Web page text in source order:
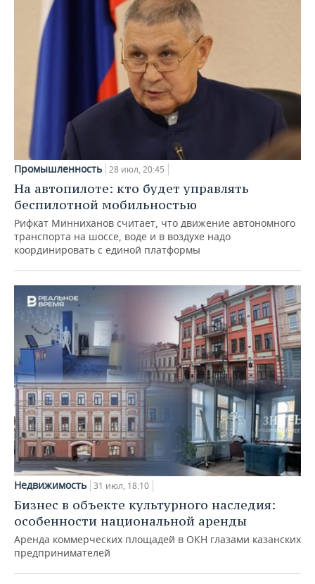
Промышленность 28 июл, 20:45
На автопилоте: кто будет управлять
беспилотной мобильностью
Рифкат Минниханов считает, что движение автономного
транспорта на шоссе, воде и в воздухе надо
координировать с единой платформы
Недвижимость 31 июл, 18:10
Бизнес в объекте культурного наследия:
особенности национальной аренды
Аренда коммерческих площадей в ОКН глазами казанских
предпринимателей